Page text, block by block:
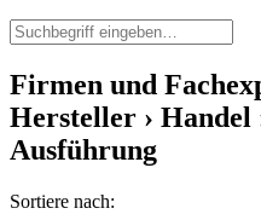
Firmen und
Hersteller › Handel
Ausführung
Sortiere nach: